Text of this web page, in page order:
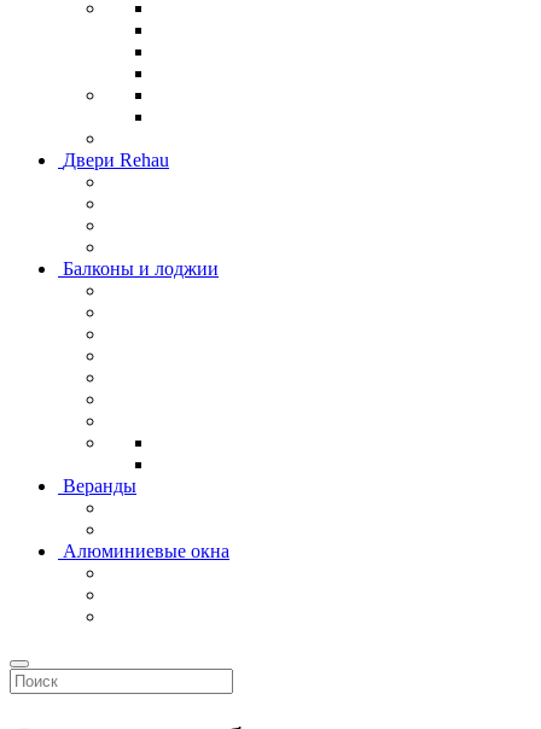
Двери Rehau
Балконы и лоджии
Веранды
Алюминиевые окна